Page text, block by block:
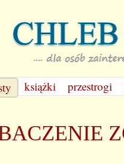
książki przestrogi